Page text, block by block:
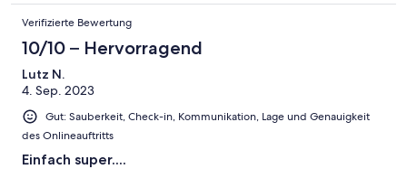
angenehm. Insgesamt eine sehr bereichernde Erfahrung, die
wir sehr gerne wiederholen würden. Vielen Dank für den
bezaubernden Aufenthalt!
Verifizierte Bewertung
10/10 – Hervorragend
Lutz N.
4. Sep. 2023
Gut: Sauberkeit, Check-in, Kommunikation, Lage und Genauigkeit
des Onlineauftritts
Einfach super....